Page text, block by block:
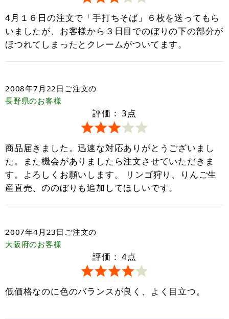
4月１６日の注文で「手打ちそば」６枚を送ってもら
いましたが、お客様から３日目でのぼりの下の部分が
ほつれてしまったとクレームがついてます。
2008年7月22日 ご注文の
長野県のお客様
評価： 3点
商品届きました。迅速な対応ありがとうございまし
た。また機会がありましたら注文させていただきま
す。よろしくお願いします。 リンゴ狩り、りんご生
産直売、ののぼりも追加してほしいです。
2007年4月23日 ご注文の
大阪府のお客様
評価： 4点
低価格なのに色のバランスが良く、よく目立つ。